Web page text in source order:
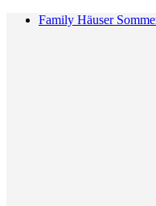
Family Häuser